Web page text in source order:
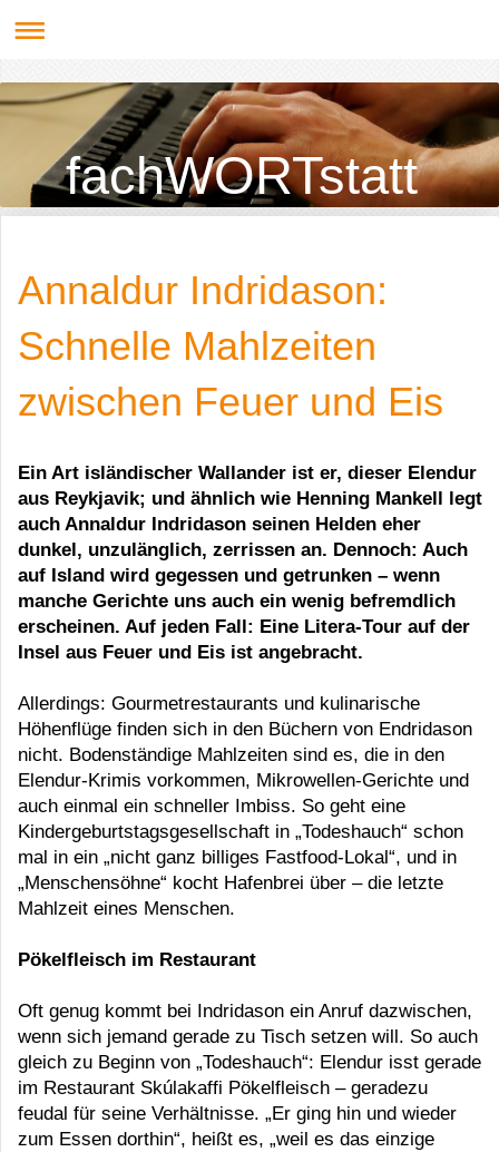
fachWORTstatt
Annaldur Indridason:
Schnelle Mahlzeiten
zwischen Feuer und Eis
Ein Art isländischer Wallander ist er, dieser Elendur
aus Reykjavik; und ähnlich wie Henning Mankell legt
auch Annaldur Indridason seinen Helden eher
dunkel, unzulänglich, zerrissen an. Dennoch: Auch
auf Island wird gegessen und getrunken – wenn
manche Gerichte uns auch ein wenig befremdlich
erscheinen. Auf jeden Fall: Eine Litera-Tour auf der
Insel aus Feuer und Eis ist angebracht.
Allerdings: Gourmetrestaurants und kulinarische
Höhenflüge finden sich in den Büchern von Endridason
nicht. Bodenständige Mahlzeiten sind es, die in den
Elendur-Krimis vorkommen, Mikrowellen-Gerichte und
auch einmal ein schneller Imbiss. So geht eine
Kindergeburtstagsgesellschaft in „Todeshauch“ schon
mal in ein „nicht ganz billiges Fastfood-Lokal“, und in
„Menschensöhne“ kocht Hafenbrei über – die letzte
Mahlzeit eines Menschen.
Pökelfleisch im Restaurant
Oft genug kommt bei Indridason ein Anruf dazwischen,
wenn sich jemand gerade zu Tisch setzen will. So auch
gleich zu Beginn von „Todeshauch“: Elendur isst gerade
im Restaurant Skúlakaffi Pökelfleisch – geradezu
feudal für seine Verhältnisse. „Er ging hin und wieder
zum Essen dorthin“, heißt es, „weil es das einzige